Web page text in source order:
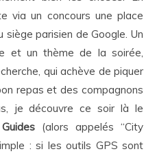
via un concours une place
siège parisien de Google. Un
et un thème de la soirée,
qui achève de piquer
repas et des compagnons
je découvre ce soir là le
(alors appelés “City
: si les outils GPS sont